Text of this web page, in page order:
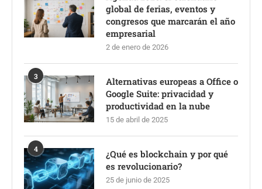
global de ferias, eventos y
congresos que marcarán el año
empresarial
2 de enero de 2026
3
Alternativas europeas a Office o
Google Suite: privacidad y
productividad en la nube
15 de abril de 2025
4
¿Qué es blockchain y por qué
es revolucionario?
25 de junio de 2025